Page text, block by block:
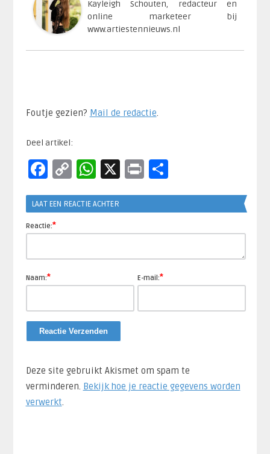
Kayleigh Schouten, redacteur en
online marketeer bij
www.artiestennieuws.nl
Foutje gezien? Mail de redactie.​
Deel artikel:
Facebook
CopyWhatsApp
X PrintDelen
LAAT EEN REACTIE ACHTER
Reactie:*
Naam:* E-mail:*
Deze site gebruikt Akismet om spam te
verminderen. Bekijk hoe je reactie gegevens worden
verwerkt.